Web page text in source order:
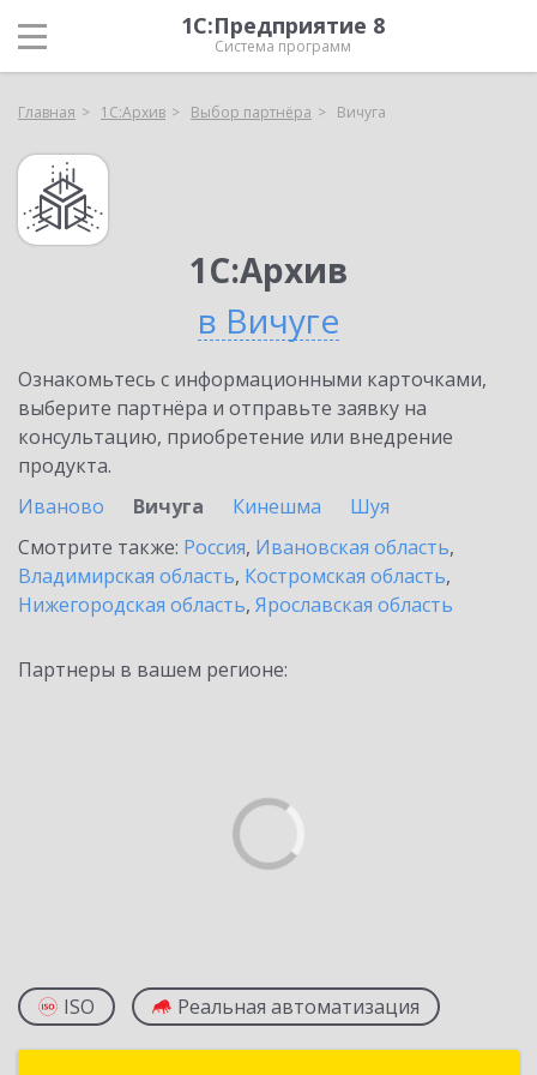
1С:Предприятие 8
Система программ
Главная 1С:Архив Выбор партнёра Вичуга
1С:Архив
в Вичуге
Ознакомьтесь с информационными карточками,
выберите партнёра и отправьте заявку на
консультацию, приобретение или внедрение
продукта.
Иваново
Вичуга Кинешма
Шуя
Смотрите также: Россия, Ивановская область,
Владимирская область, Костромская область,
Нижегородская область, Ярославская область
Партнеры в вашем регионе:
ISO Реальная автоматизация